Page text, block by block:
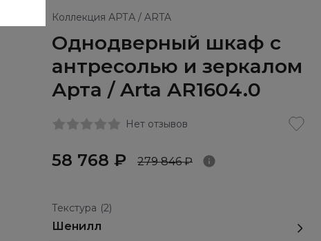
Коллекция АРТА / ARTA
Однодверный шкаф с
антресолью и зеркалом
Арта / Arta AR1604.0
Нет отзывов
58 768 ₽ 279 846 ₽
Текстура (2)
Шенилл